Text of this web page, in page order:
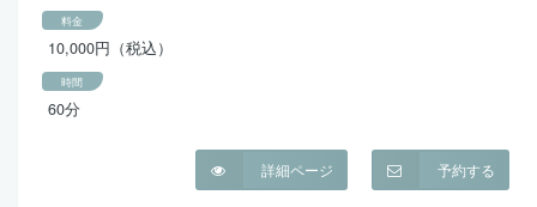
料金
10,000円（税込）
時間
60分
予約する
詳細ページ